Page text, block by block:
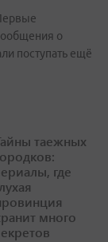
о
поступать ещё
таежных
где
много